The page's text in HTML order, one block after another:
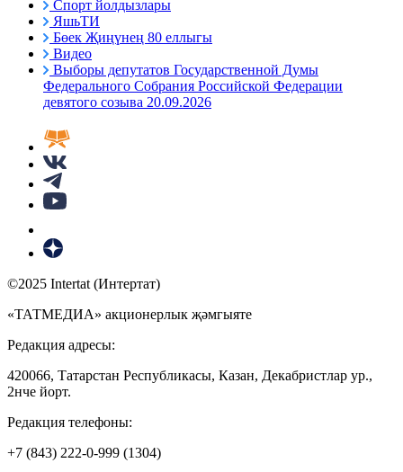
Спорт йолдызлары
ЯшьТИ
Бөек Җиңүнең 80 еллыгы
Видео
Выборы депутатов Государственной Думы
Федерального Собрания Российской Федерации
девятого созыва 20.09.2026
©2025 Intertat (Интертат)
«ТАТМЕДИА» акционерлык җәмгыяте
Редакция адресы:
420066, Татарстан Республикасы, Казан, Декабристлар ур.,
2нче йорт.
Редакция телефоны:
+7 (843) 222-0-999 (1304)